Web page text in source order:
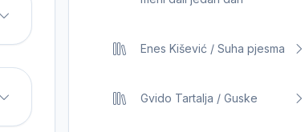
Enes Kišević / Suha pjesma
Gvido Tartalja / Guske